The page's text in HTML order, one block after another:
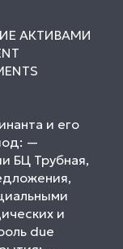
АКТИВАМИ
и его
—
БЦ Трубная,
и
due